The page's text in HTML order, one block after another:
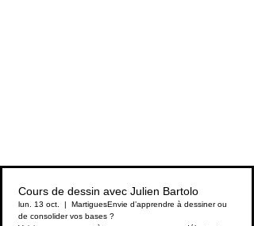
Cours de dessin avec Julien Bartolo
lun. 13 oct.
  |
MartiguesEnvie d’apprendre à dessiner ou
de consolider vos bases ?